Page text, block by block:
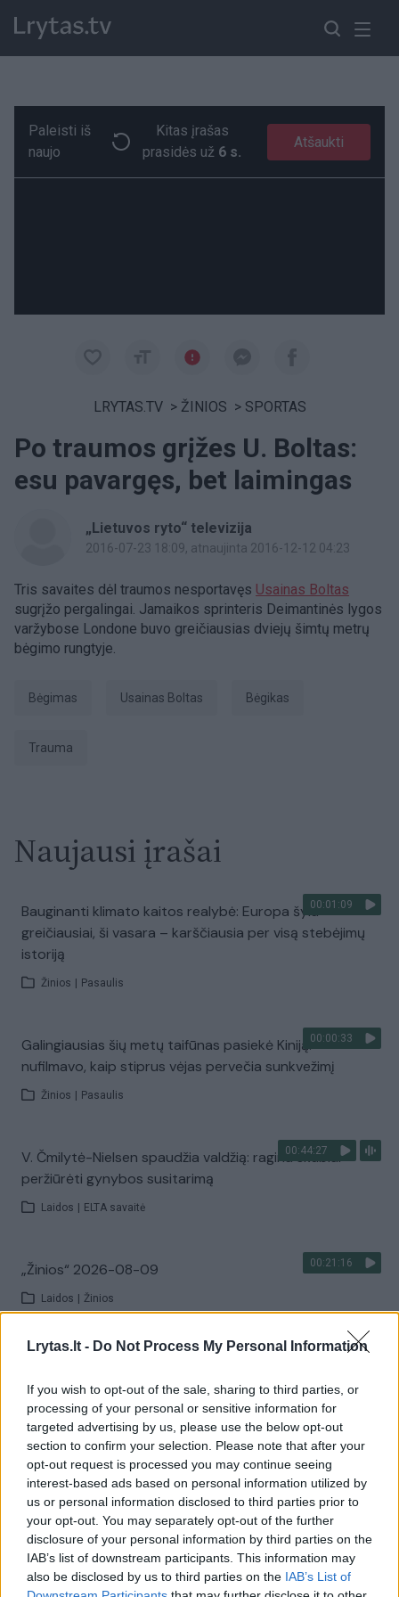
Lrytas.lt - Do Not Process My Personal Information
If you wish to opt-out of the sale, sharing to third parties, or
processing of your personal or sensitive information for
targeted advertising by us, please use the below opt-out
section to confirm your selection. Please note that after your
opt-out request is processed you may continue seeing
interest-based ads based on personal information utilized by
us or personal information disclosed to third parties prior to
your opt-out. You may separately opt-out of the further
disclosure of your personal information by third parties on the
IAB’s list of downstream participants. This information may
also be disclosed by us to third parties on the IAB’s List of
Paremkite Ukrainą
Paleisti iš
naujo
Kitas įrašas
prasidės už 6 s.
Atšaukti
LRYTAS.TV > ŽINIOS > SPORTAS
Po traumos grįžes U. Boltas:
esu pavargęs, bet laimingas
„Lietuvos ryto“ televizija
2016-07-23 18:09, atnaujinta 2016-12-12 04:23
Tris savaites dėl traumos nesportavęs Usainas Boltas
sugrįžo pergalingai. Jamaikos sprinteris Deimantinės lygos
varžybose Londone buvo greičiausias dviejų šimtų metrų
bėgimo rungtyje.
bėgimas Usainas Boltas bėgikas
Trauma
Naujausi įrašai
00:01:09
Bauginanti klimato kaitos realybė: Europa šyla
greičiausiai, ši vasara – karščiausia per visą stebėjimų
istoriją
Žinios Pasaulis
00:00:33
Galingiausias šių metų taifūnas pasiekė Kiniją:
nufilmavo, kaip stiprus vėjas pervečia sunkvežimį
Žinios Pasaulis
00:44:27
V. Čmilytė-Nielsen spaudžia valdžią: ragina skubiai
peržiūrėti gynybos susitarimą
Laidos ELTA savaitė
00:21:16
„Žinios“ 2026-08-09
Laidos Žinios
Visi įrašai
Žiūrimiausi įrašai
00:00:30
Vaizdai iš tragiškos avarijos Vilniaus r.: dviejų moterų ir
vaiko gyvybių išgelbėti nepavyko
Žinios Lietuvos diena